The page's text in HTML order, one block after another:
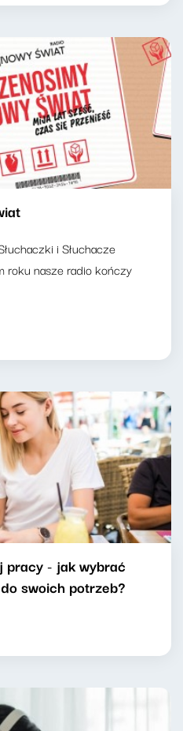
i Słuchacze
nasze radio kończy
pracy - jak wybrać
swoich potrzeb?